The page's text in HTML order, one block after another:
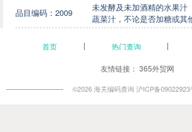
品目编码：2009
未发酵及未加酒精的水果汁
蔬菜汁，不论是否加糖或其
首页 热门查询
友情链接： 365外贸网
©2026 海关编码查询 沪ICP备09022923